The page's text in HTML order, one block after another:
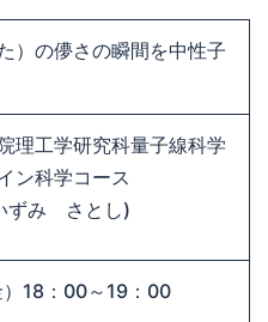
）の儚さの瞬間を中性子
理工学研究科量子線科学
ン科学コース
ずみ さとし)
18：00～19：00